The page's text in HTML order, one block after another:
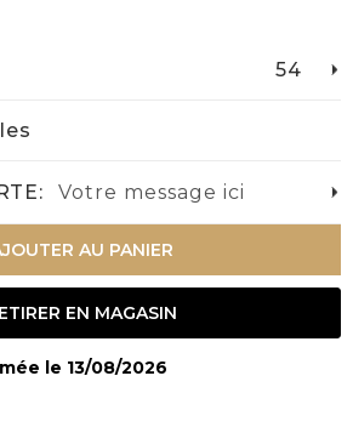
54
Votre message ici
AU PANIER
EN MAGASIN
le 13/08/2026